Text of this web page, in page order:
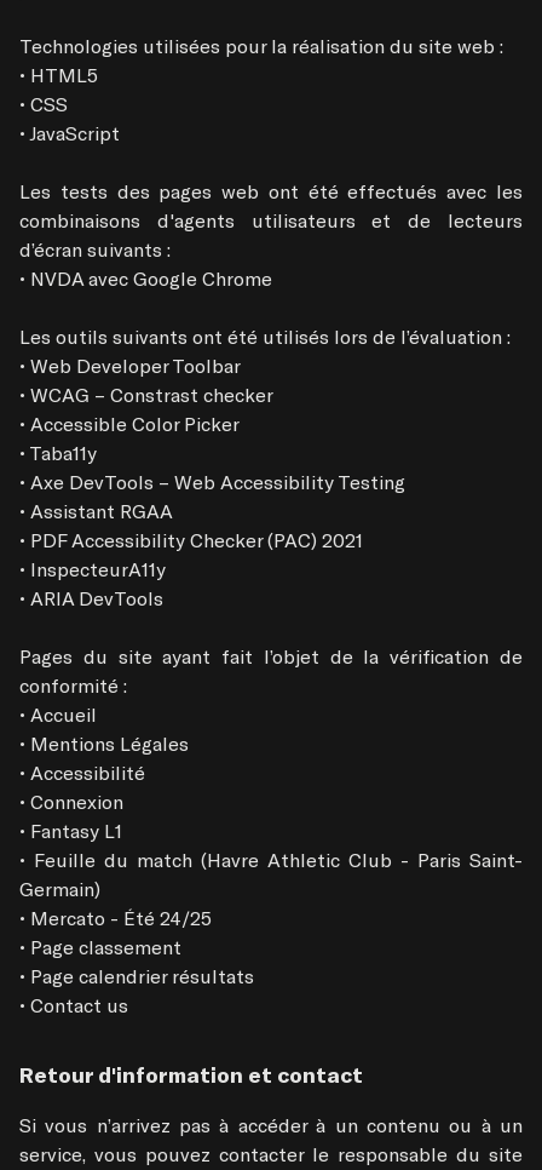
Technologies utilisées pour la réalisation du site web :
• HTML5
• CSS
• JavaScript
Les tests des pages web ont été effectués avec les
combinaisons d'agents utilisateurs et de lecteurs
d’écran suivants :
• NVDA avec Google Chrome
Les outils suivants ont été utilisés lors de l’évaluation :
• Web Developer Toolbar
• WCAG – Constrast checker
• Accessible Color Picker
• Taba11y
• Axe DevTools – Web Accessibility Testing
• Assistant RGAA
• PDF Accessibility Checker (PAC) 2021
• InspecteurA11y
• ARIA DevTools
Pages du site ayant fait l’objet de la vérification de
conformité :
• Accueil
• Mentions Légales
• Accessibilité
• Connexion
• Fantasy L1
• Feuille du match (Havre Athletic Club - Paris Saint-
Germain)
• Mercato - Été 24/25
• Page classement
• Page calendrier résultats
• Contact us
Retour d'information et contact
Si vous n’arrivez pas à accéder à un contenu ou à un
service, vous pouvez contacter le responsable du site